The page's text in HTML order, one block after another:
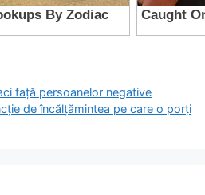
față persoanelor negative
de încălțămintea pe care o porți